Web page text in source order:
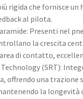
rigida che fornisce un
al pilota.
Presenti nel
la crescita
di contatto,
Technology (SRT):
offrendo una trazione
la longevità